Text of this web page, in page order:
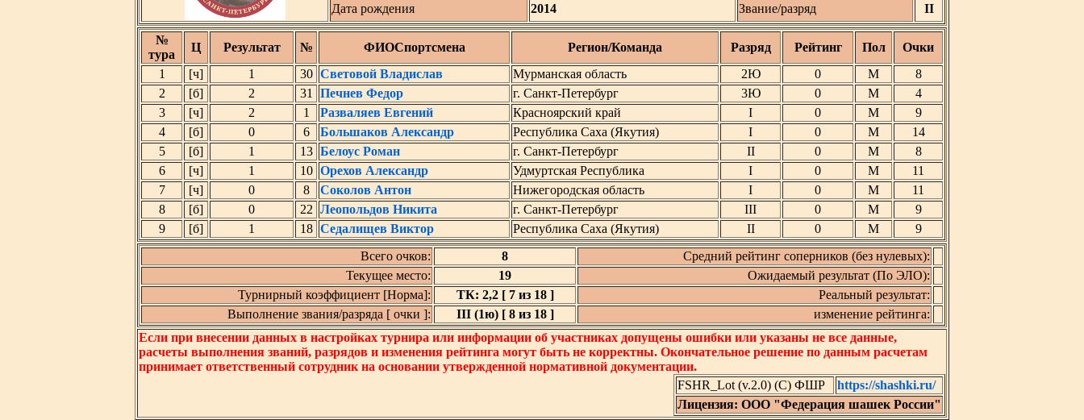
Дата рождения
2014 Звание/разряд II
№
тура
Ц Результат № ФИОСпортсмена Регион/Команда Разряд Рейтинг Пол
Очки
1
[ч] 1 30 Световой Владислав Мурманская область 2Ю 0 М
8
2
[б] 2 31 Печнев Федор г. Санкт-Петербург 3Ю 0 М
4
3
[ч] 2 1 Разваляев Евгений Красноярский край I 0 М
9
4
[б] 0 6 Большаков Александр Республика Саха (Якутия) I 0 М
14
5
[б] 1 13 Белоус Роман г. Санкт-Петербург II 0 М
8
6
[ч] 1 10 Орехов Александр Удмуртская Республика I 0 М
11
7
[ч] 0 8 Соколов Антон Нижегородская область I 0 М
11
8
[б] 0 22 Леопольдов Никита г. Санкт-Петербург III 0 М
9
9
[б] 1 18 Седалищев Виктор Республика Саха (Якутия) II 0 М
9
Всего очков:
8
Средний рейтинг соперников (без нулевых):
Текущее место:
19
Ожидаемый результат (По ЭЛО):
Турнирный коэффициент [Норма]:
ТК: 2,2 [ 7 из 18 ]
Реальный результат:
Выполнение звания/разряда [ очки ]:
III (1ю) [ 8 из 18 ]
изменение рейтинга:
Если при внесении данных в настройках турнира или информации об участниках допущены ошибки или указаны не все данные,
расчеты выполнения званий, разрядов и изменения рейтинга могут быть не корректны. Окончательное решение по данным расчетам
принимает ответственный сотрудник на основании утвержденной нормативной документации.
FSHR_Lot (v.2.0) (C) ФШР
https://shashki.ru/
Лицензия: ООО "Федерация шашек России"